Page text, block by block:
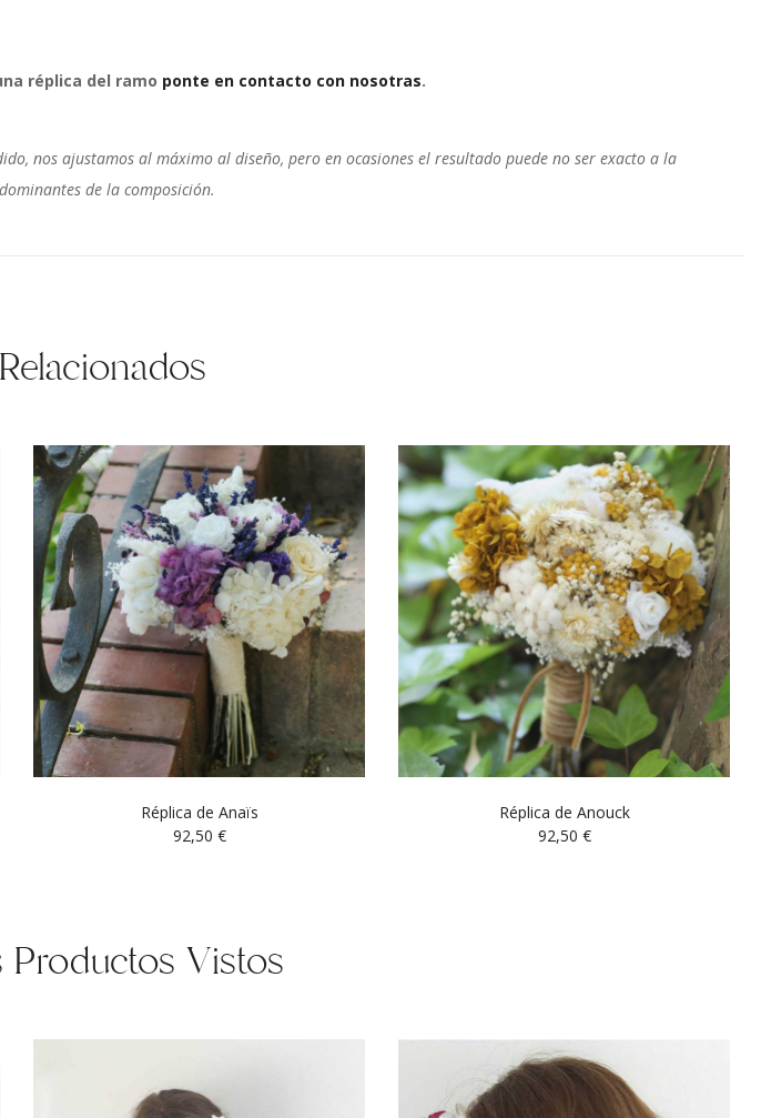
réplica del ramo ponte en contacto con nosotras.
nos ajustamos al máximo al diseño, pero en ocasiones el resultado puede no ser exacto a la
de la composición.
Réplica de Anaïs
92,50 €
Réplica de Anouck
92,50 €
Vistos